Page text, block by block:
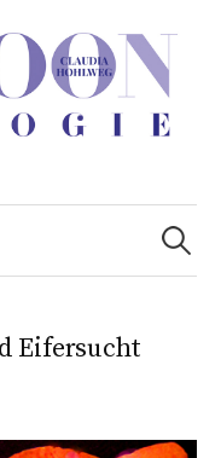
Suchen
nach:
Eifersucht